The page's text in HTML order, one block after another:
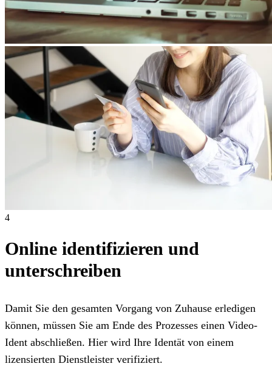
4
Online identifizieren und
unterschreiben
Damit Sie den gesamten Vorgang von Zuhause erledigen
können, müssen Sie am Ende des Prozesses einen Video-
Ident abschließen. Hier wird Ihre Identät von einem
lizensierten Dienstleister verifiziert.